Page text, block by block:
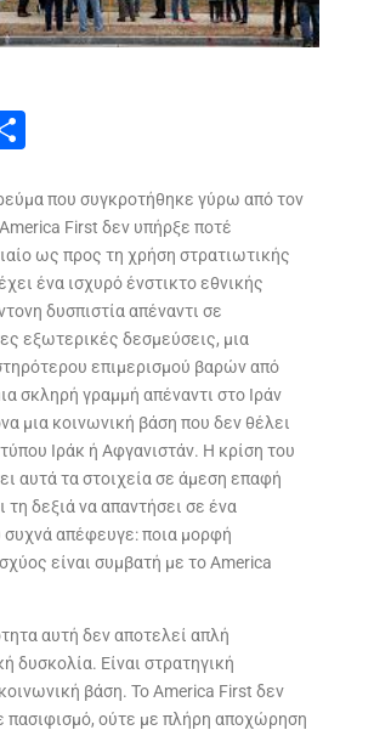
S
ar
e
που συγκροτήθηκε γύρω από τον
First δεν υπήρξε ποτέ
ως προς τη χρήση στρατιωτικής
ένα ισχυρό ένστικτο εθνικής
δυσπιστία απέναντι σε
εξωτερικές δεσμεύσεις, μια
επιμερισμού βαρών από
σκληρή γραμμή απέναντι στο Ιράν
μια κοινωνική βάση που δεν θέλει
Ιράκ ή Αφγανιστάν. Η κρίση του
αυτά τα στοιχεία σε άμεση επαφή
τη δεξιά να απαντήσει σε ένα
απέφευγε: ποια μορφή
είναι συμβατή με το America
αυτή δεν αποτελεί απλή
δυσκολία. Είναι στρατηγική
βάση. Το America First δεν
πασιφισμό, ούτε με πλήρη αποχώρηση